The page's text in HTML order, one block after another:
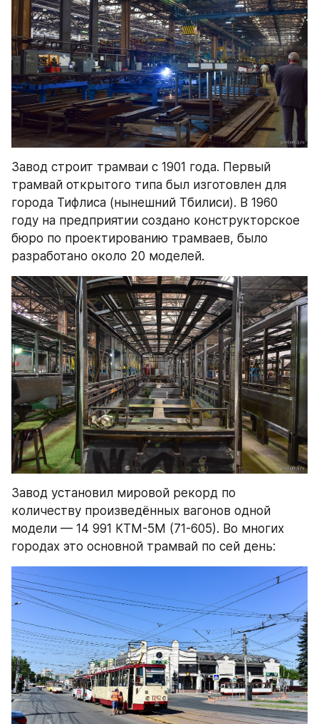
Завод строит трамваи с 1901 года. Первый
трамвай открытого типа был изготовлен для
города Тифлиса (нынешний Тбилиси). В 1960
году на предприятии создано конструкторское
бюро по проектированию трамваев, было
разработано около 20 моделей.
Завод установил мировой рекорд по
количеству произведённых вагонов одной
модели — 14 991 КТМ-5М (71-605). Во многих
городах это основной трамвай по сей день: